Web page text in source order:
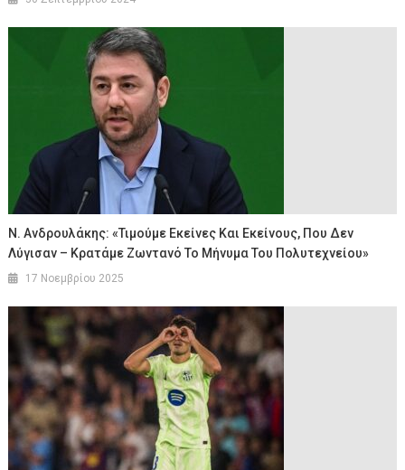
Ν. Ανδρουλάκης: «Τιμούμε Εκείνες Και Εκείνους, Που Δεν
Λύγισαν – Κρατάμε Ζωντανό Το Μήνυμα Του Πολυτεχνείου»
17 Νοεμβρίου 2025